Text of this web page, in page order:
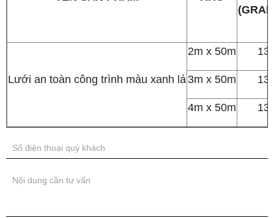
Lưới an toàn công trình màu xanh lá
2m x 50m
3m x 50m
4m x 50m